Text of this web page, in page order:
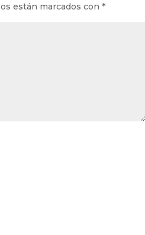
están marcados con*